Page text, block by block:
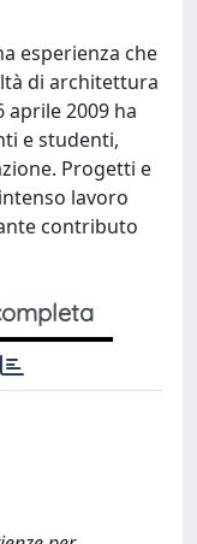
esperienza che
di architettura
2009 ha
e studenti,
Progetti e
lavoro
contributo